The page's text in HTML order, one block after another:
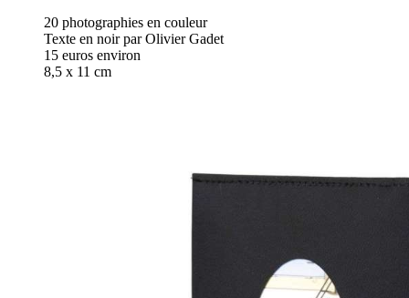
20 photographies en couleur
Texte en noir par Olivier Gadet
15 euros environ
8,5 x 11 cm